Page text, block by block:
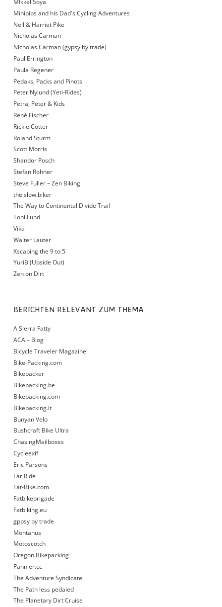
MIkkel Soya
Minipips and his Dad's Cycling Adventures
Neil & Harriet Pike
Nicholas Carman
Nicholas Carman (gypsy by trade)
Paul Errington
Paula Regener
Pedaks, Packs and Pinots
Peter Nylund (Yeti-Rides)
Petra, Peter & Kids
Renè Fischer
Rickie Cotter
Roland Sturm
Scott Morris
Shandor Posch
Stefan Rohner
Steve Fuller – Zen Biking
the slow:biker
The Way to Continental Divide Trail
Toni Lund
Vika
Walter Lauter
Xscaping the 9 to 5
YuriB (Upside Out)
Zen on Dirt
BERICHTEN RELEVANT ZUM THEMA
A Sierra Fatty
ACA – Blog
Bicycle Traveler Magazine
Bike-Packing.com
Bikepacker
Bikepacking.be
Bikepacking.com
Bikepacking.it
Bunyan Velo
Bushcraft Bike Ultra
ChasingMailboxes
Cycleexif
Eric Parsons
Far Ride
Fat-Bike.com
Fatbikebrigade
Fatbiking.eu
gppsy by trade
Montanus
Motoscotch
Oregon Bikepacking
Pannier.cc
The Adventure Syndicate
The Path less pedaled
The Planetary Dirt Cruise